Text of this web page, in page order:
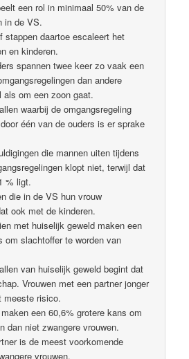
een rol in minimaal 50% van de
in de VS.
stappen daartoe escaleert het
en kinderen.
spannen twee keer zo vaak een
dan andere
als om een zoon gaat.
waarbij de omgangsregeling
één van de ouders is er sprake
die mannen uiten tijdens
klopt niet, terwijl dat
% ligt.
die in de VS hun vrouw
ook met de kinderen.
met huiselijk geweld maken een
om slachtoffer te worden van
van huiselijk geweld begint dat
Vrouwen met een partner jonger
meeste risico.
een 60,6% grotere kans om
dan niet zwangere vrouwen.
is de meest voorkomende
vrouwen.